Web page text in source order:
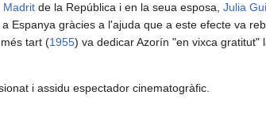
Madrit de la República i en la seua esposa, Julia
Espanya gràcies a l'ajuda que a este efecte va
tart (1955) va dedicar Azorín "en vixca gratitut"
i assidu espectador cinematogràfic.